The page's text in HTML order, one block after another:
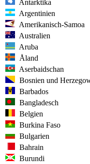
Antarktika
Argentinien
Amerikanisch-Samoa
Australien
Aruba
Åland
Aserbaidschan
Bosnien und
Barbados
Bangladesch
Belgien
Burkina Faso
Bulgarien
Bahrain
Burundi